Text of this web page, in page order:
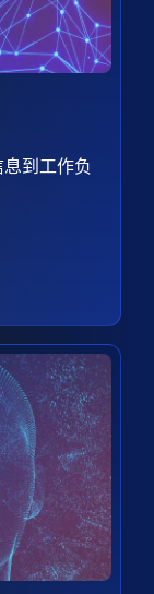
到工作负